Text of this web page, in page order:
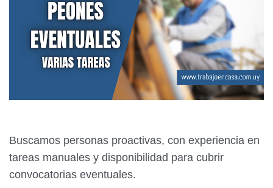
Buscamos personas proactivas, con experiencia en
tareas manuales y disponibilidad para cubrir
convocatorias eventuales.